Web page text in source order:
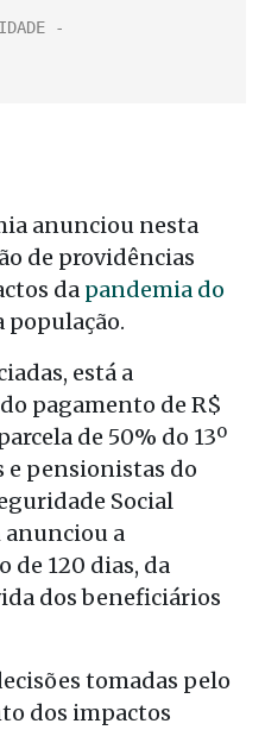
anunciou nesta
de providências
da pandemia do
população.
está a
pagamento de R$
de 50% do 13º
e pensionistas do
Social
anunciou a
de 120 dias, da
dos beneficiários
tomadas pelo
dos impactos